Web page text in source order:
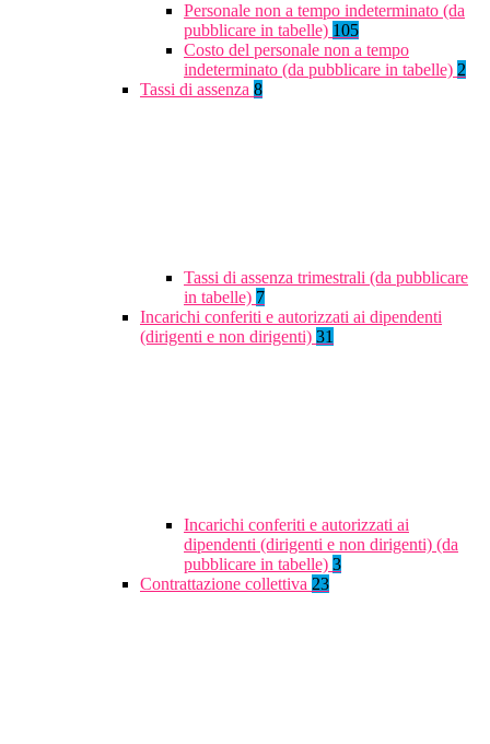
Personale non a tempo indeterminato (da
pubblicare in tabelle) 105
Costo del personale non a tempo
indeterminato (da pubblicare in tabelle) 2
Tassi di assenza 8
Tassi di assenza trimestrali (da pubblicare
in tabelle) 7
Incarichi conferiti e autorizzati ai dipendenti
(dirigenti e non dirigenti) 31
Incarichi conferiti e autorizzati ai
dipendenti (dirigenti e non dirigenti) (da
pubblicare in tabelle) 3
Contrattazione collettiva 23